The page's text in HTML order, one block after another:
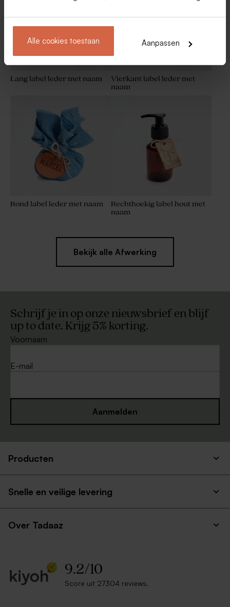
Alle cookies toestaan Aanpassen
Lang label leder met naam
Vierkant label leder met
naam
Rond label leder met naam
Rechthoekig label hout met
naam
Bekijk alle Afwerking
Schrijf je in op onze nieuwsbrief en blijf
up to date. Krijg 5% korting.
Voornaam
E-mail
Aanmelden
Producten
Snelle en veilige levering
Over Tadaaz
9.2/10
Score uit 27304 reviews.